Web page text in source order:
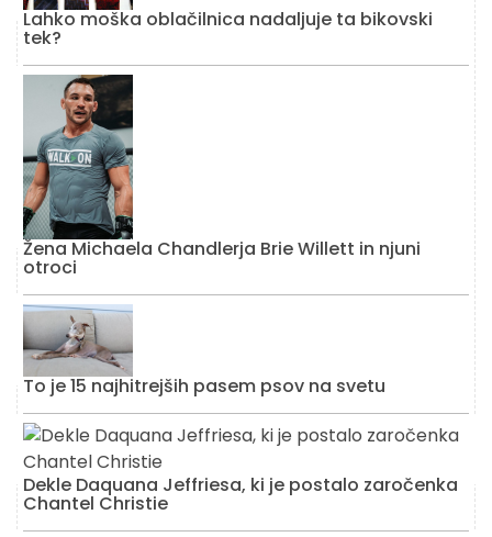
Lahko moška oblačilnica nadaljuje ta bikovski
tek?
Žena Michaela Chandlerja Brie Willett in njuni
otroci
To je 15 najhitrejših pasem psov na svetu
Dekle Daquana Jeffriesa, ki je postalo zaročenka
Chantel Christie